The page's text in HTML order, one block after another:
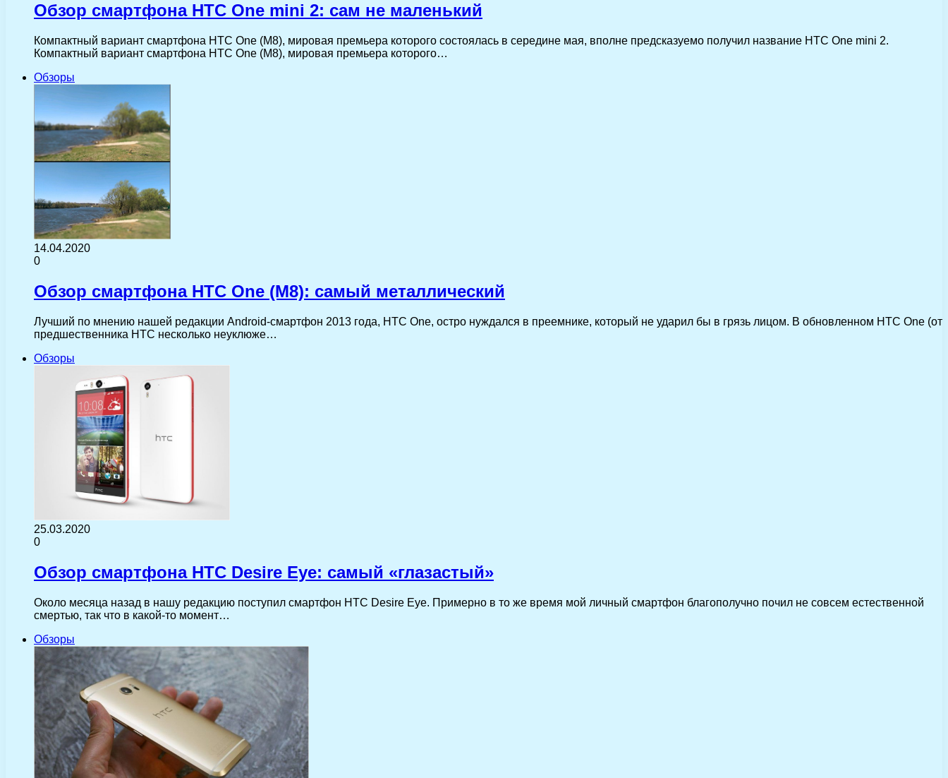
Обзор смартфона HTC One mini 2: сам не маленький
Компактный вариант смартфона HTC One (M8), мировая премьера которого состоялась в середине мая, вполне предсказуемо получил название HTC One mini 2.
Компактный вариант смартфона HTC One (M8), мировая премьера которого…
Обзоры
14.04.2020
0
Обзор смартфона HTC One (M8): самый металлический
Лучший по мнению нашей редакции Android-смартфон 2013 года, HTС One, остро нуждался в преемнике, который не ударил бы в грязь лицом. В обновленном HTC One (от
предшественника HTC несколько неуклюже…
Обзоры
25.03.2020
0
Обзор смартфона HTC Desire Eye: самый «глазастый»
Около месяца назад в нашу редакцию поступил смартфон HTC Desire Eye. Примерно в то же время мой личный смартфон благополучно почил не совсем естественной
смертью, так что в какой-то момент…
Обзоры